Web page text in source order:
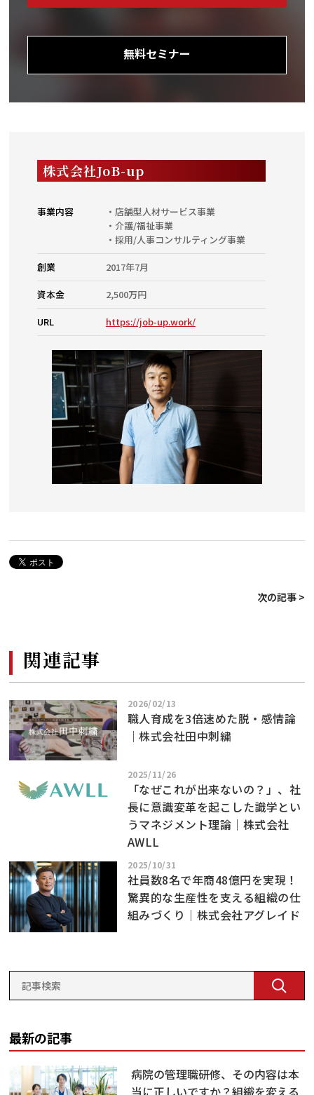
無料セミナー
株式会社JoB-up
事業内容
・店舗型人材サービス事業
・介護/福祉事業
・採用/人事コンサルティング事業
創業 2017年7月
資本金 2,500万円
URL https://job-up.work/
次の記事 >
関連記事
2026/02/13
職人育成を3倍速めた脱・感情論
｜株式会社田中刺繍
2025/11/26
「なぜこれが出来ないの？」、社
長に意識変革を起こした識学とい
うマネジメント理論｜株式会社
AWLL
2025/10/31
社員数8名で年商48億円を実現！
驚異的な生産性を支える組織の仕
組みづくり｜株式会社アグレイド
最新の記事
病院の管理職研修、その内容は本
当に正しいですか？組織を変える